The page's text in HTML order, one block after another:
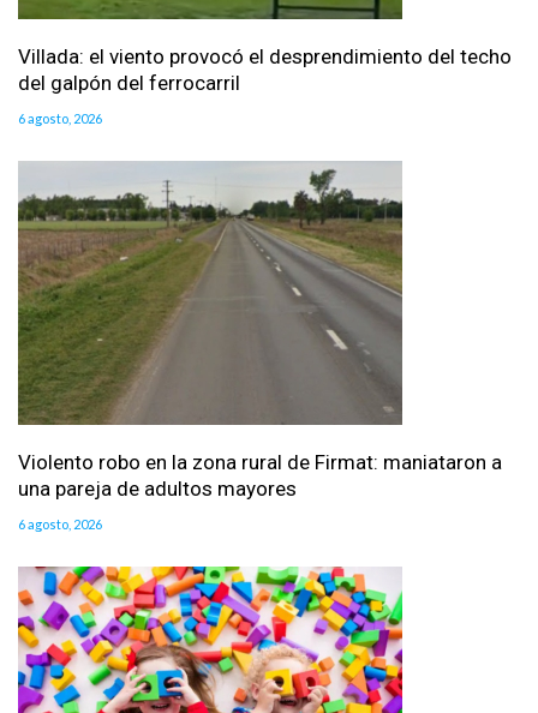
Villada: el viento provocó el desprendimiento del techo
del galpón del ferrocarril
6 agosto, 2026
Violento robo en la zona rural de Firmat: maniataron a
una pareja de adultos mayores
6 agosto, 2026